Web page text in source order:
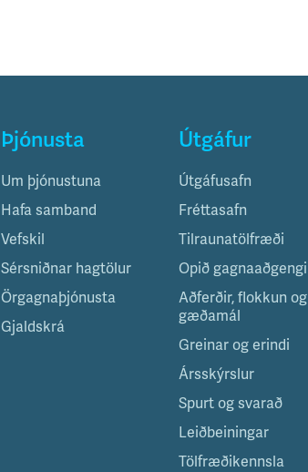
Þjónusta
Um þjónustuna
Hafa samband
Vefskil
Sérsniðnar hagtölur
Örgagnaþjónusta
Gjaldskrá
Útgáfur
Útgáfusafn
Fréttasafn
Tilraunatölfræði
Opið gagnaaðgengi
Aðferðir, flokkun og
gæðamál
Greinar og erindi
Ársskýrslur
Spurt og svarað
Leiðbeiningar
Tölfræðikennsla